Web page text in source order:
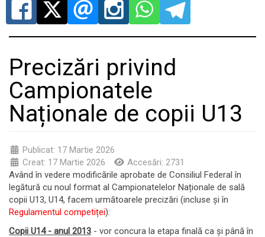
Precizări privind
Campionatele
Naționale de copii U13
Publicat: 17 Martie 2026
Creat: 17 Martie 2026
Accesări: 2731
Având în vedere modificările aprobate de Consiliul Federal în
legătură cu noul format al Campionatelelor Naționale de sală
copii U13, U14, facem următoarele precizări (incluse și în
Regulamentul competiței):
Copii U14 - anul 2013 - vor concura la etapa finală ca și până în